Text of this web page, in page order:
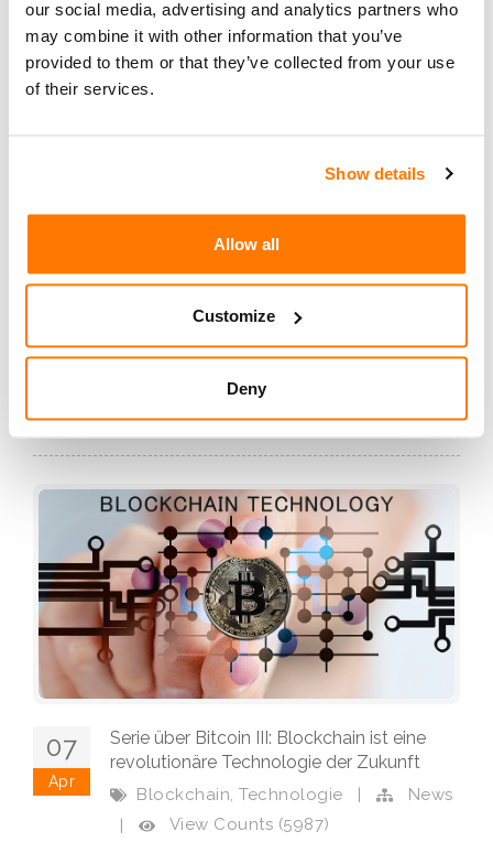
our social media, advertising and analytics partners who
may combine it with other information that you’ve
provided to them or that they’ve collected from your use
of their services.
Show details
Allow all
Customize
Deny
Bitcoin ist ein globales virtuelles Zahlungssystem
und gleichzeitig der Name für eine digitale
Geldeinheit. Interessant dabei ist vor allem die
Finanzindustrie. In diesem Bereich werden schon
fast tagtäglich Blockchain-Konferenzen
abgehalten oder aufregende Blockchain-Studien
veröffentlicht. Fragt sich, ob die Blockchain-Hype
grundlegend zu verändern und voranzub...
07
Apr
Serie über Bitcoin III: Blockchain ist eine
revolutionäre Technologie der Zukunft
Blockchain Technologie |
News
|
View Counts (5987)